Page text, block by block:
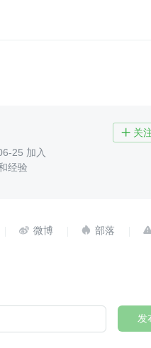
 关
25 加入
经验
 
发